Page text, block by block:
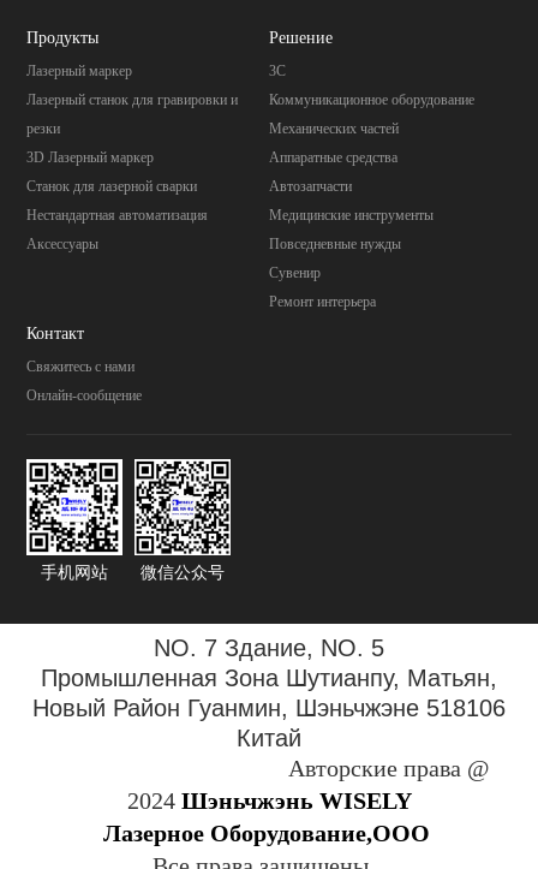
Продукты
Лазерный маркер
Лазерный станок для гравировки и
резки
3D Лазерный маркер
Станок для лазерной сварки
Нестандартная автоматизация
Аксессуары
Pешение
3C
Коммуникационное оборудование
Механических частей
Aппаратные средства
Автозапчасти
Mедицинские инструменты
Повседневные нужды
Cувенир
Pемонт интерьера
Контакт
Свяжитесь с нами
Онлайн-сообщение
手机网站 微信公众号
NO. 7 Здание, NO. 5
Промышленная Зона Шутианпу, Матьян,
Новый Район Гуанмин, Шэньчжэне 518106
Китай
Авторские права @
2024 Шэньчжэнь WISELY
Лазерное Оборудование,ООО